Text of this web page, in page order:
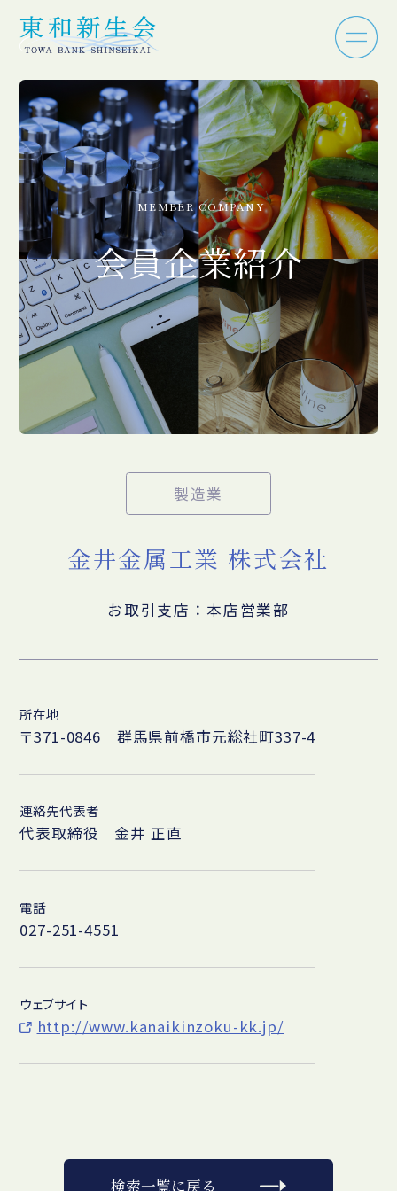
MEMBER COMPANY
会員企業紹介
製造業
金井金属工業 株式会社
お取引支店：本店営業部
所在地
〒371-0846 群馬県前橋市元総社町337-4
連絡先代表者
代表取締役 金井 正直
電話
027-251-4551
ウェブサイト
http://www.kanaikinzoku-kk.jp/
検索一覧に戻る